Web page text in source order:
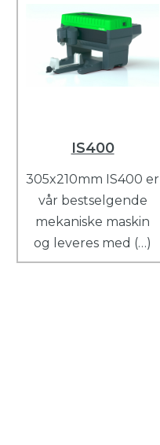
IS400
305x210mm IS400 er
vår bestselgende
mekaniske maskin
og leveres med (…)